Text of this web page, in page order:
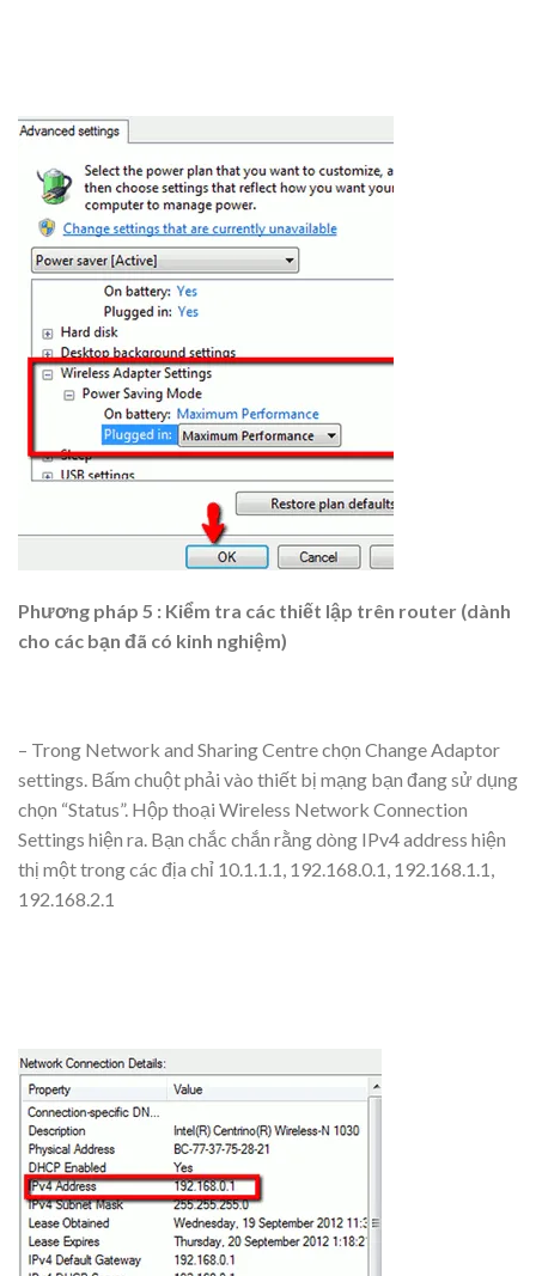
Phương pháp 5 : Kiểm tra các thiết lập trên router (dành
cho các bạn đã có kinh nghiệm)
– Trong Network and Sharing Centre chọn Change Adaptor
settings. Bấm chuột phải vào thiết bị mạng bạn đang sử dụng
chọn “Status”. Hộp thoại Wireless Network Connection
Settings hiện ra. Bạn chắc chắn rằng dòng IPv4 address hiện
thị một trong các địa chỉ 10.1.1.1, 192.168.0.1, 192.168.1.1,
192.168.2.1